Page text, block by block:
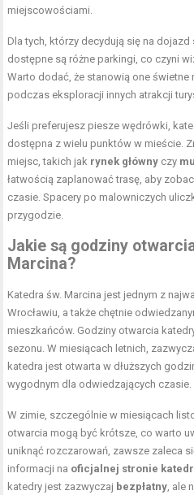
miejscowościami.
Dla tych, którzy decydują się na
dostępne są różne parkingi, co czyni
Warto dodać, że stanowią one
podczas eksploracji innych atrakcji
Jeśli preferujesz piesze wędrówki,
dostępna z wielu punktów w mieście.
miejsc, takich jak rynek główny czy
łatwością zaplanować trasę, aby
czasie. Spacery po malowniczych
przygodzie.
Jakie są godziny
Marcina?
Katedra św. Marcina jest jednym z
Wrocławiu, a także chętnie
mieszkańców. Godziny otwarcia
sezonu. W miesiącach letnich,
katedra jest otwarta w dłuższych
wygodnym dla odwiedzających czasie.
W zimie, szczególnie w miesiącach
otwarcia mogą być krótsze, co warto
uniknąć rozczarowań, zawsze zaleca
informacji na oficjalnej stronie
katedry jest zazwyczaj bezpłatny , ale